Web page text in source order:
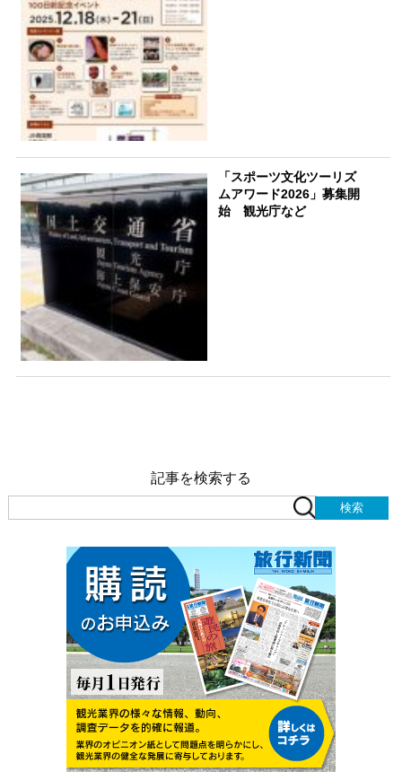
「スポーツ文化ツーリズ
ムアワード2026」募集開
始 観光庁など
記事を検索する